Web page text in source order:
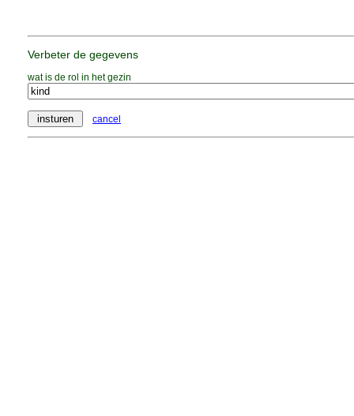
Verbeter de gegevens
wat is de rol in het gezin
cancel